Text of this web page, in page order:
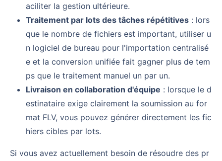
aciliter la gestion ultérieure.
Traitement par lots des tâches répétitives : lors
que le nombre de fichiers est important, utiliser u
n logiciel de bureau pour l'importation centralisé
e et la conversion unifiée fait gagner plus de tem
ps que le traitement manuel un par un.
Livraison en collaboration d'équipe : lorsque le d
estinataire exige clairement la soumission au for
mat FLV, vous pouvez générer directement les fic
hiers cibles par lots.
Si vous avez actuellement besoin de résoudre des pr